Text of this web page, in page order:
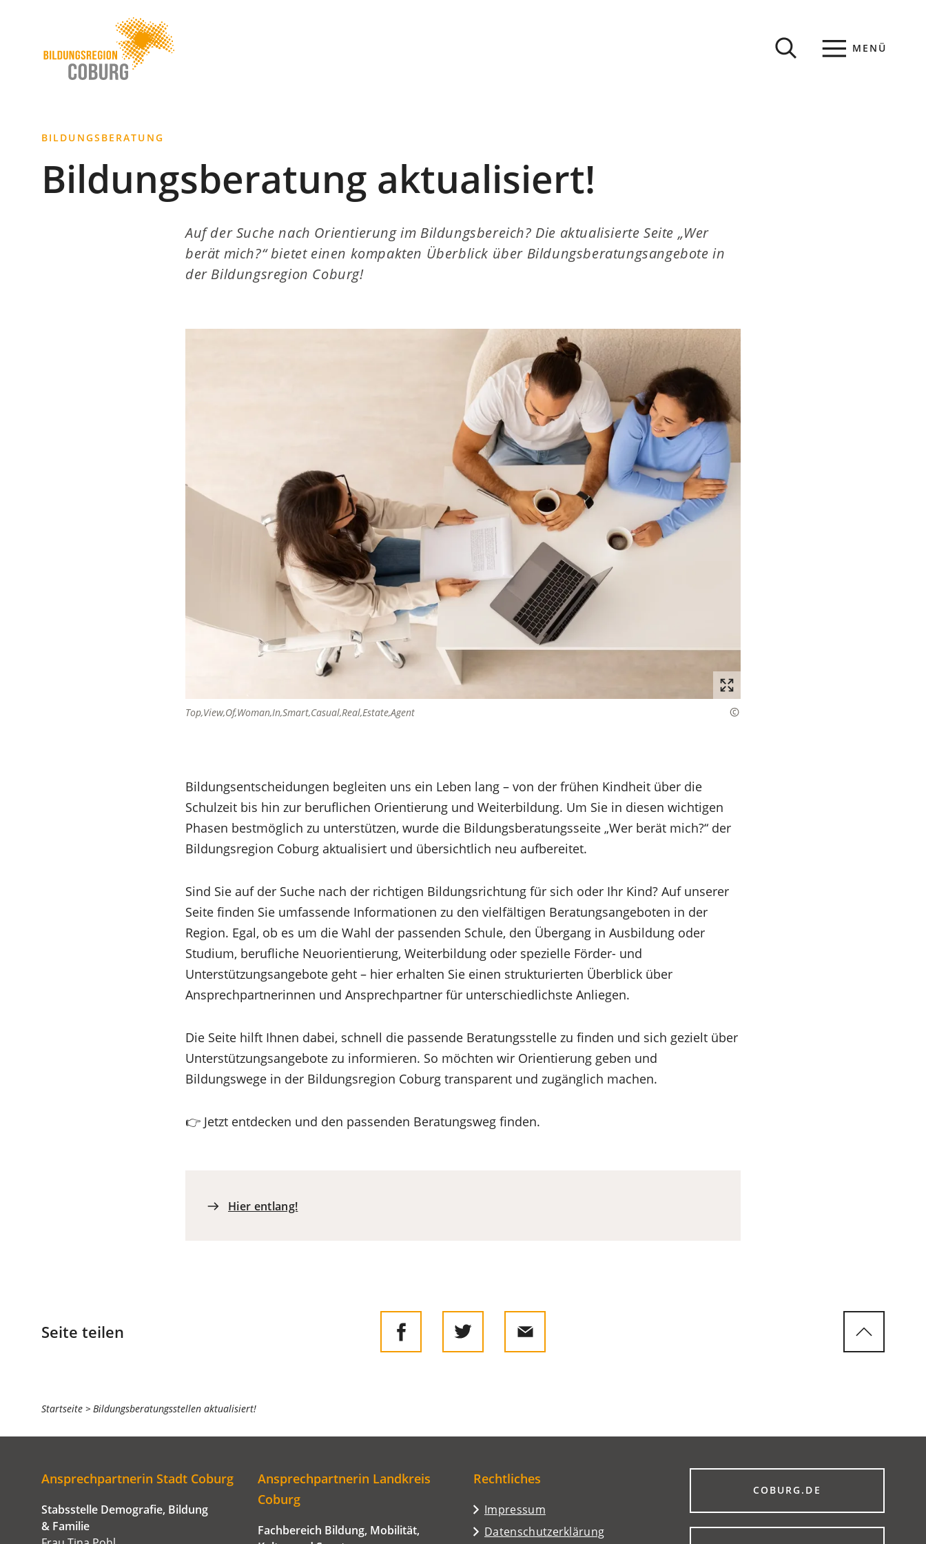
INHALT ANSPRINGEN
MENÜ
BILDUNGSBERATUNG
Bildungsberatung aktualisiert!
Auf der Suche nach Orientierung im Bildungsbereich? Die aktualisierte Seite „Wer
berät mich?“ bietet einen kompakten Überblick über Bildungsberatungsangebote in
der Bildungsregion Coburg!
Top,View,Of,Woman,In,Smart,Casual,Real,Estate,Agent
Bildungsentscheidungen begleiten uns ein Leben lang – von der frühen Kindheit über die
Schulzeit bis hin zur beruflichen Orientierung und Weiterbildung. Um Sie in diesen wichtigen
Phasen bestmöglich zu unterstützen, wurde die Bildungsberatungsseite „Wer berät mich?“ der
Bildungsregion Coburg aktualisiert und übersichtlich neu aufbereitet.
Sind Sie auf der Suche nach der richtigen Bildungsrichtung für sich oder Ihr Kind? Auf unserer
Seite finden Sie umfassende Informationen zu den vielfältigen Beratungsangeboten in der
Region. Egal, ob es um die Wahl der passenden Schule, den Übergang in Ausbildung oder
Studium, berufliche Neuorientierung, Weiterbildung oder spezielle Förder- und
Unterstützungsangebote geht – hier erhalten Sie einen strukturierten Überblick über
Ansprechpartnerinnen und Ansprechpartner für unterschiedlichste Anliegen.
Die Seite hilft Ihnen dabei, schnell die passende Beratungsstelle zu finden und sich gezielt über
Unterstützungsangebote zu informieren. So möchten wir Orientierung geben und
Bildungswege in der Bildungsregion Coburg transparent und zugänglich machen.
👉 Jetzt entdecken und den passenden Beratungsweg finden.
Hier entlang!
Seite teilen
Sie
befinden
hier:
Startseite Bildungsberatungsstellen aktualisiert!
Ansprechpartnerin Stadt Coburg
Stabsstelle Demografie, Bildung
& Familie
Ansprechpartnerin Landkreis
Coburg
Fachbereich Bildung, Mobilität,
Rechtliches
Impressum
Datenschutzerklärung
COBURG.DE
EINEM
NEUEN